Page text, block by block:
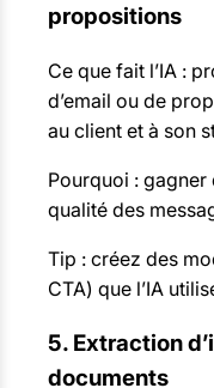
propositions
Ce que fait l’IA :
d’email ou de
au client et à son
Pourquoi : gagner
qualité des
Tip : créez des
CTA) que l’IA
5. Extraction
documents